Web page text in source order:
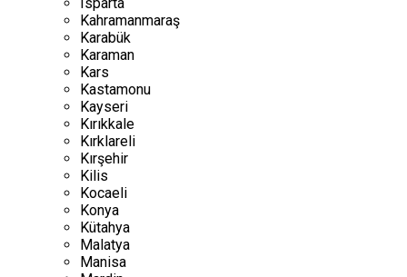
Kahramanmaraş
Karabük
Karaman
Kars
Kastamonu
Kayseri
Kırıkkale
Kırklareli
Kırşehir
Kilis
Kocaeli
Konya
Kütahya
Malatya
Manisa